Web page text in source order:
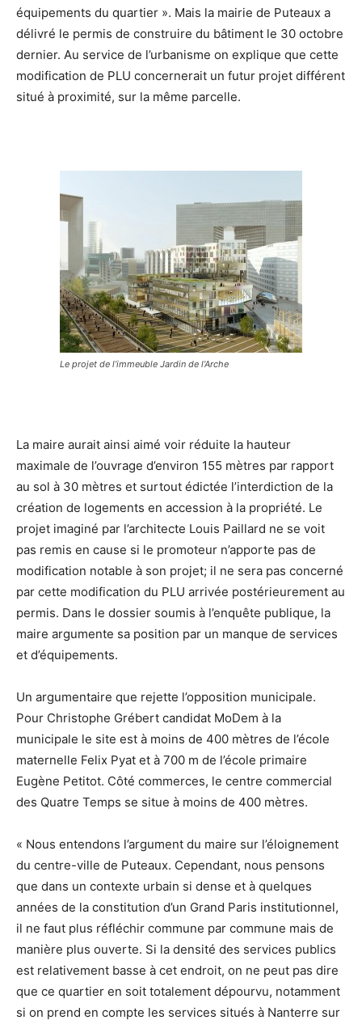
équipements du quartier ». Mais la mairie de Puteaux a
délivré le permis de construire du bâtiment le 30 octobre
dernier. Au service de l’urbanisme on explique que cette
modification de PLU concernerait un futur projet différent
situé à proximité, sur la même parcelle.
Le projet de l’immeuble Jardin de l’Arche
La maire aurait ainsi aimé voir réduite la hauteur
maximale de l’ouvrage d’environ 155 mètres par rapport
au sol à 30 mètres et surtout édictée l’interdiction de la
création de logements en accession à la propriété. Le
projet imaginé par l’architecte Louis Paillard ne se voit
pas remis en cause si le promoteur n’apporte pas de
modification notable à son projet; il ne sera pas concerné
par cette modification du PLU arrivée postérieurement au
permis. Dans le dossier soumis à l’enquête publique, la
maire argumente sa position par un manque de services
et d’équipements.
Un argumentaire que rejette l’opposition municipale.
Pour Christophe Grébert candidat MoDem à la
municipale le site est à moins de 400 mètres de l’école
maternelle Felix Pyat et à 700 m de l’école primaire
Eugène Petitot. Côté commerces, le centre commercial
des Quatre Temps se situe à moins de 400 mètres.
« Nous entendons l’argument du maire sur l’éloignement
du centre-ville de Puteaux. Cependant, nous pensons
que dans un contexte urbain si dense et à quelques
années de la constitution d’un Grand Paris institutionnel,
il ne faut plus réfléchir commune par commune mais de
manière plus ouverte. Si la densité des services publics
est relativement basse à cet endroit, on ne peut pas dire
que ce quartier en soit totalement dépourvu, notamment
si on prend en compte les services situés à Nanterre sur